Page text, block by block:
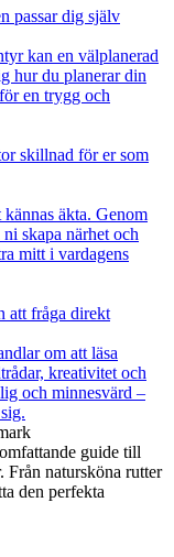
passar dig själv
kan en välplanerad
hur du planerar din
en trygg och
skillnad för er som
äkta. Genom
skapa närhet och
mitt i vardagens
att fråga direkt
om att läsa
kreativitet och
och minnesvärd –
guide till
Från natursköna rutter
den perfekta